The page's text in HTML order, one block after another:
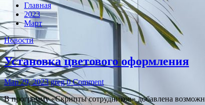
Главная
2023
Март
Новости
Установка цветового оформления
Мар 29, 2023 greg 0 Comment
В программу «Скрипты сотрудников» добавлена